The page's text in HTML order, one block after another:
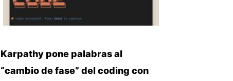
Karpathy pone palabras al
“cambio de fase” del coding con